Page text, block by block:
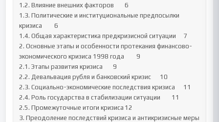
1.2. Влияние внешних факторов	6
1.3. Политические и институциональные предпосылки
кризиса	6
1.4. Общая характеристика предкризисной ситуации	7
2. Основные этапы и особенности протекания финансово-
экономического кризиса 1998 года	9
2.1. Этапы развития кризиса	9
2.2. Девальвация рубля и банковский кризис	10
2.3. Социально-экономические последствия кризиса	11
2.4. Роль государства в стабилизации ситуации	11
2.5. Промежуточные итоги кризиса	12
3. Преодоление последствий кризиса и антикризисные меры